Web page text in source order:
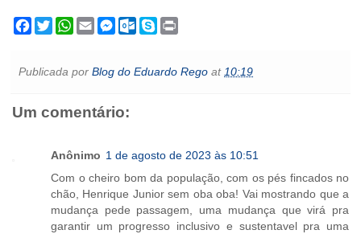
F
a
b
k
T
w
t
W
h
s
p
E
m
l
M
e
e
e
O
u
o
m
S
k
e
t
Publicada por Blog do Eduardo Rego at 10:19
Um comentário:
Anônimo 1 de agosto de 2023 às 10:51
Com o cheiro bom da população, com os pés fincados no
chão, Henrique Junior sem oba oba! Vai mostrando que a
mudança pede passagem, uma mudança que virá pra
garantir um progresso inclusivo e sustentavel pra uma